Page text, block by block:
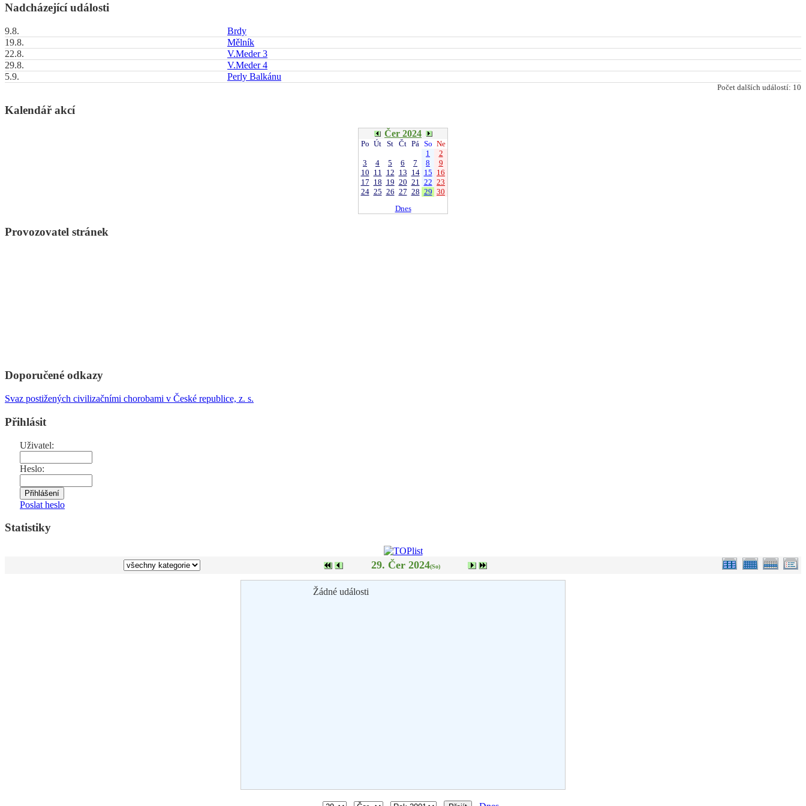
Nadcházející události
9.8.
Brdy
19.8.
Mělník
22.8.
V.Meder 3
29.8.
V.Meder 4
5.9.
Perly Balkánu
Počet dalších událostí: 10
Kalendář akcí
Čer 2024
Po Út St Čt Pá So Ne
1
2
3
4 5 6 7 8
9
10 11 12 13 14 15 16
17 18 19 20 21 22 23
24 25 26 27 28 29 30
Dnes
Provozovatel stránek
Doporučené odkazy
Svaz postižených civilizačními chorobami v České republice, z. s.
Přihlásit
Uživatel:
Heslo:
Poslat heslo
Statistiky
29. Čer 2024(So)
Žádné události